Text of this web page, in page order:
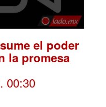
el poder
la promesa
. 00:30